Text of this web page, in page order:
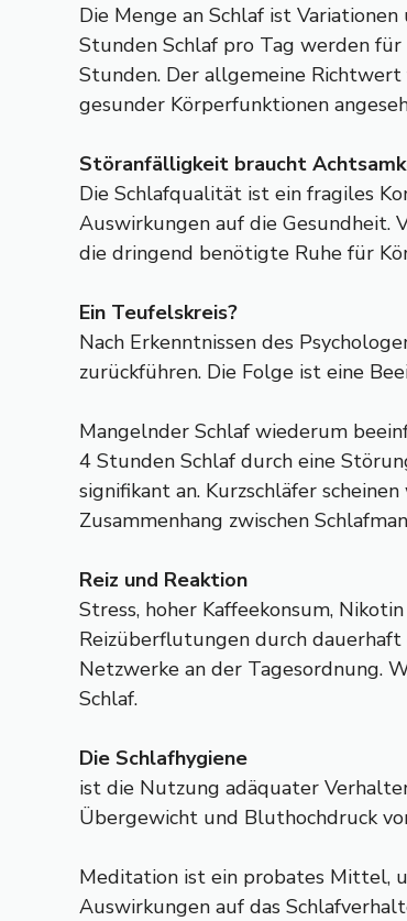
Die Menge an Schlaf ist
Stunden Schlaf pro Tag werden
Stunden. Der allgemeine
gesunder Körperfunktionen
Störanfälligkeit braucht
Die Schlafqualität ist ein fragiles
Auswirkungen auf die Gesundheit.
die dringend benötigte Ruhe für
Ein Teufelskreis?
Nach Erkenntnissen des
zurückführen. Die Folge ist eine
Mangelnder Schlaf wiederum
4 Stunden Schlaf durch eine
signifikant an. Kurzschläfer
Zusammenhang zwischen
Reiz und Reaktion
Stress, hoher Kaffeekonsum,
Reizüberflutungen durch
Netzwerke an der Tagesordnung.
Schlaf.
Die Schlafhygiene
ist die Nutzung adäquater
Übergewicht und Bluthochdruck
Meditation ist ein probates Mittel,
Auswirkungen auf das